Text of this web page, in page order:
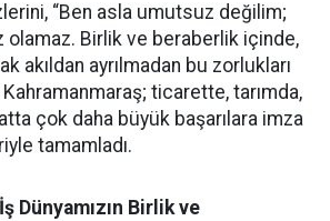
“Ben asla umutsuz değilim;
Birlik ve beraberlik içinde,
akıldan ayrılmadan bu zorlukları
Kahramanmaraş; ticarette, tarımda,
çok daha büyük başarılara imza
tamamladı.
Dünyamızın Birlik ve